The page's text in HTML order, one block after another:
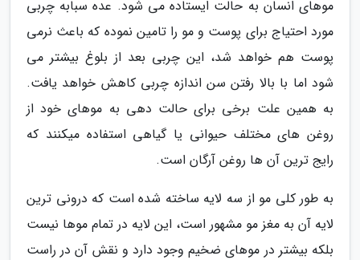
موهای انسان به حالت ایستاده می شود. عده سبابه چربی
مورد احتیاج برای پوست و مو را تامین نموده که باعث نرمی
پوست هم خواهد شد، این چربی بعد از بلوغ بیشتر می
شود اما با بالا رفتن سن اندازه چربی کاهش خواهد یافت.
به همین علت برخی برای حالت دهی به موهای خود از
روغن های مختلف حیوانی یا گیاهی استفاده میکنند که
رایج ترین آن ها روغن آرگان است.
به طور کلی مو از سه لایه ساخته شده است که درونی ترین
لایه آن به مغز مو مشهور است، این لایه در تمام موها نیست
بلکه بیشتر در موهای ضخیم وجود دارد و نقش آن در راست